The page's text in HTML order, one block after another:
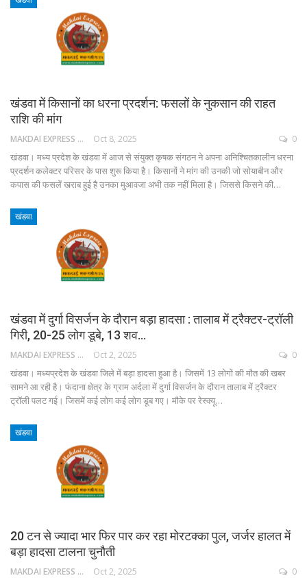
खंडवा में किसानों का धरना प्रदर्शन: फसलों के नुकसान की राहत
राशि की मांग
MAKDAI EXPRESS 24 Oct 8, 2025 0
खंडवा। मध्य प्रदेश के खंडवा में आज से संयुक्त कृषक संगठन ने अपना अनिश्चितकालीन धरना
प्रदर्शन कलेक्टर परिसर के पास शुरू किया है। किसानों ने मांग की उनकी जो सोयाबीन और
कपास की फसलें खराब हुई है उनका मुआवजा अभी तक नहीं मिला है। जिससे किसने की…
खंडवा
खंडवा में दुर्गा विसर्जन के दौरान बड़ा हादसा : तालाब में ट्रैक्टर-ट्रॉली
गिरी, 20-25 लोग डूबे, 13 शव…
MAKDAI EXPRESS 24 Oct 2, 2025 0
खंडवा। मध्यप्रदेश के खंडवा जिले में बड़ा हादसा हुआ है। जिसमें 13 लोगों की मौत की खबर
सामने आ रही है। फंदाना क्षेत्र के ग्राम अर्दला में दुर्गा विसर्जन के दौरान तालाब में ट्रैक्टर
ट्रॉली पलट गई। जिसमें कई लोग कई लोग डूब गए। मौके पर रेस्क्यू…
खंडवा
20 टन से ज्यादा भार फिर पार कर रहा मोरटक्का पुल, जर्जर हालत में
बड़ा हादसा टालना चुनौती
MAKDAI EXPRESS 24 Oct 2, 2025 0